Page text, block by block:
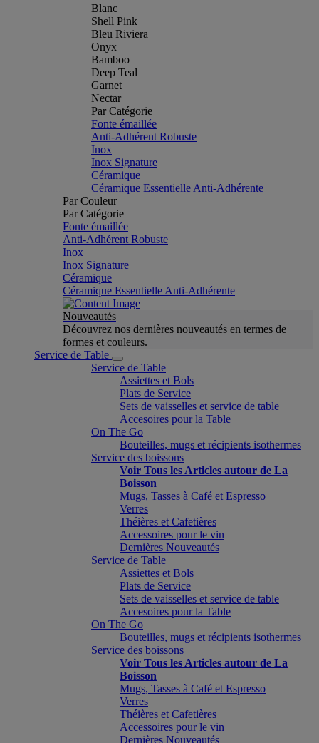
Blanc
Shell Pink
Bleu Riviera
Onyx
Bamboo
Deep Teal
Garnet
Nectar
Par Catégorie
Fonte émaillée
Anti-Adhérent Robuste
Inox
Inox Signature
Céramique
Céramique Essentielle Anti-Adhérente
Par Couleur
Par Catégorie
Fonte émaillée
Anti-Adhérent Robuste
Inox
Inox Signature
Céramique
Céramique Essentielle Anti-Adhérente
Nouveautés
Découvrez nos dernières nouveautés en termes de
formes et couleurs.
Service de Table
Service de Table
Assiettes et Bols
Plats de Service
Sets de vaisselles et service de table
Accesoires pour la Table
On The Go
Bouteilles, mugs et récipients isothermes
Service des boissons
Voir Tous les Articles autour de La
Boisson
Mugs, Tasses à Café et Espresso
Verres
Théières et Cafetières
Accessoires pour le vin
Dernières Nouveautés
Service de Table
Assiettes et Bols
Plats de Service
Sets de vaisselles et service de table
Accesoires pour la Table
On The Go
Bouteilles, mugs et récipients isothermes
Service des boissons
Voir Tous les Articles autour de La
Boisson
Mugs, Tasses à Café et Espresso
Verres
Théières et Cafetières
Accessoires pour le vin
Dernières Nouveautés